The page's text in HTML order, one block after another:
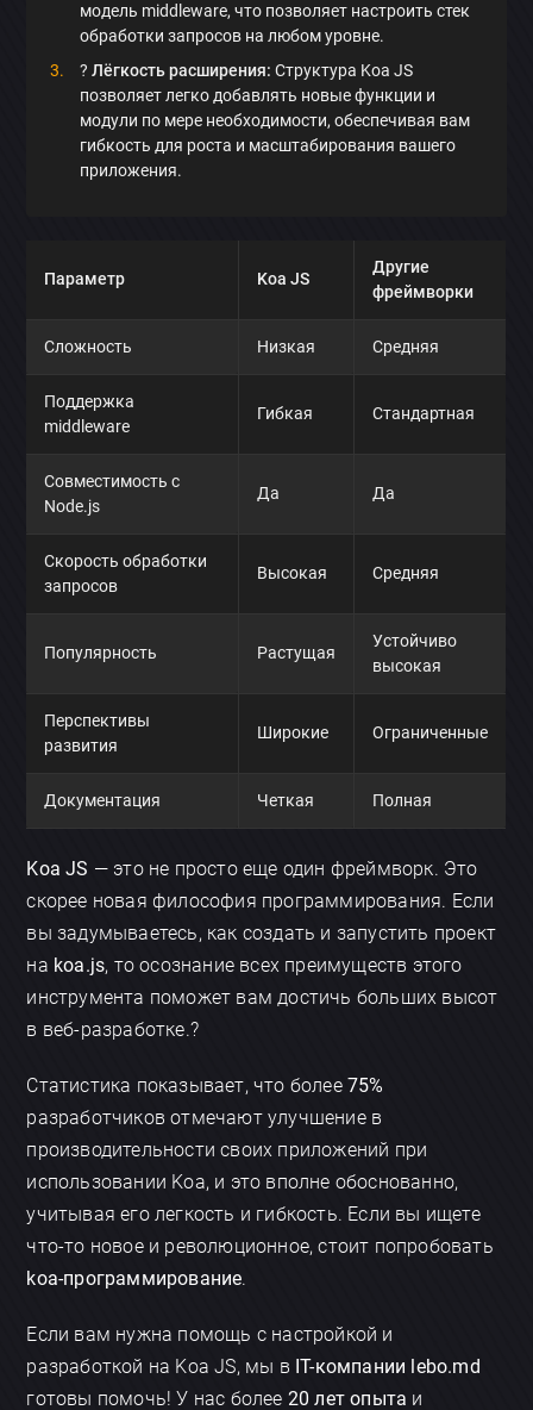
модель middleware, что позволяет настроить стек
обработки запросов на любом уровне.
?Лёгкость расширения: Структура Koa JS
позволяет легко добавлять новые функции и
модули по мере необходимости, обеспечивая вам
гибкость для роста и масштабирования вашего
приложения.
Параметр Koa JS
Другие
фреймворки
Сложность Низкая Средняя
Поддержка
middleware
Гибкая Стандартная
Совместимость с
Node.js
Да Да
Скорость обработки
запросов
Высокая Средняя
Популярность Растущая
Устойчиво
высокая
Перспективы
развития
Широкие Ограниченные
Документация Четкая Полная
Koa JS — это не просто еще один фреймворк. Это
скорее новая философия программирования. Если
вы задумываетесь, как создать и запустить проект
на koa.js, то осознание всех преимуществ этого
инструмента поможет вам достичь больших высот
в веб-разработке.?
Статистика показывает, что более75%
разработчиков отмечают улучшение в
производительности своих приложений при
использовании Koa, и это вполне обоснованно,
учитывая его легкость и гибкость. Если вы ищете
что-то новое и революционное, стоит попробовать
koa-программирование.
Если вам нужна помощь с настройкой и
разработкой на Koa JS, мы в IT-компании lebo.md
готовы помочь! У нас более 20 лет опыта и